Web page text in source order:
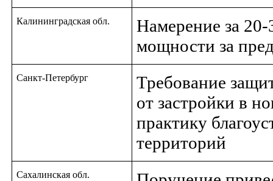
Калининградская обл.
Намерение за
мощности за
Санкт-Петербург
Требование
от застройки в
практику
территорий
Сахалинская обл.